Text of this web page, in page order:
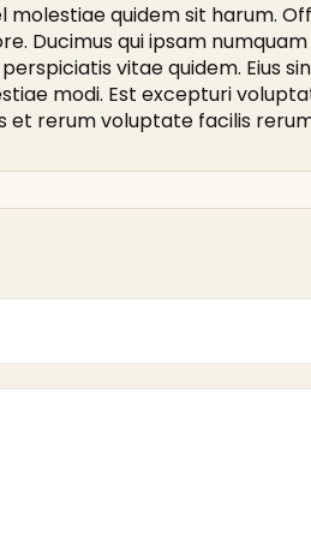
quidem sit harum.
Ducimus qui ipsam
vitae quidem. Eius
modi. Est excepturi
et rerum voluptate facilis